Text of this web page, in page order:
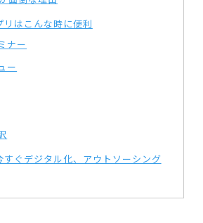
リはこんな時に便利
ナー
ー
すぐデジタル化、アウトソーシング